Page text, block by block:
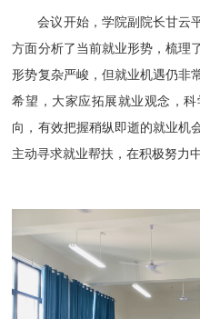
会议开始， 学院副院长甘云
方面分析了当前就业形势，梳理
形势复杂严峻，但就业机遇仍非
希望，大家应拓展就业观念，
向，有效把握稍纵即逝的就业机
主动寻求就业帮扶，在积极努力